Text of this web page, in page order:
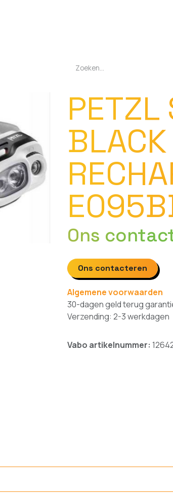
PETZL
Ons
Ons contacteren
Algemene voorwaarden
30-dagen geld terug
Verzending: 2-3 werkdagen
Vabo artikelnummer: